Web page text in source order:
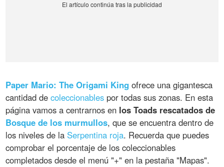
Paper Mario: The Origami King ofrece una gigantesca
cantidad decoleccionables por todas sus zonas. En esta
página vamos a centrarnos en los Toads rescatados de
Bosque de los murmullos, que se encuentra dentro de
los niveles de la Serpentina roja. Recuerda que puedes
comprobar el porcentaje de los coleccionables
completados desde el menú "+" en la pestaña "Mapas".